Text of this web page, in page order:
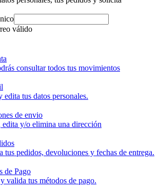
válido
consultar todos tus movimientos
edita tus datos personales.
de envio
edita y/o elimina una dirección
tus pedidos, devoluciones y fechas de entrega.
de Pago
valida tus métodos de pago.